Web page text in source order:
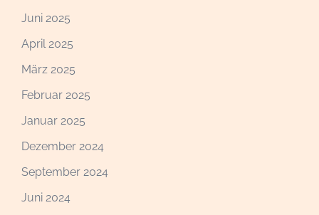
Juni 2025
April 2025
März 2025
Februar 2025
Januar 2025
Dezember 2024
September 2024
Juni 2024